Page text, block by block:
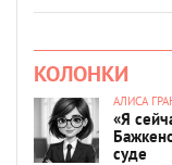
КОЛОНКИ
АЛИСА
«Я
суде